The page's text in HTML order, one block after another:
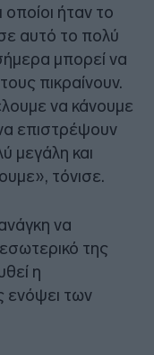
ήταν το
αυτό το πολύ
μπορεί να
πικραίνουν.
να κάνουμε
επιστρέψουν
μεγάλη και
τόνισε.
να
της
η
ενόψει των